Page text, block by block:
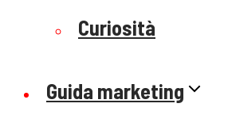
Curiosità
Guida marketing